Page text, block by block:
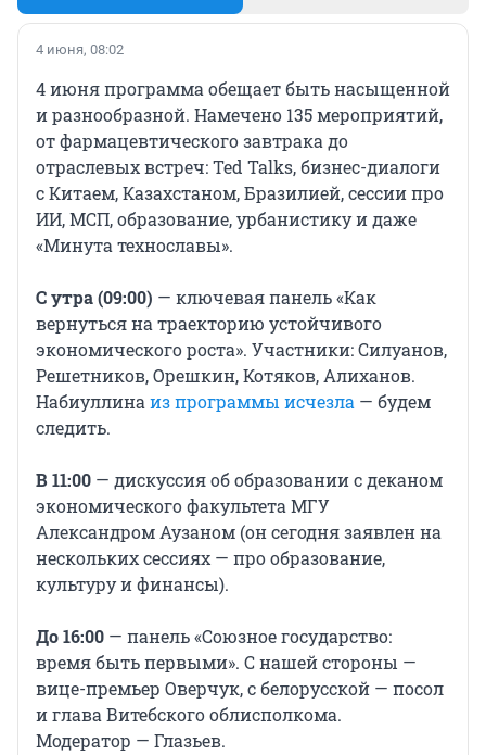
4 июня, 08:02
4 июня программа обещает быть насыщенной
и разнообразной. Намечено 135 мероприятий,
от фармацевтического завтрака до
отраслевых встреч: Ted Talks, бизнес-диалоги
с Китаем, Казахстаном, Бразилией, сессии про
ИИ, МСП, образование, урбанистику и даже
«Минута технославы».
С утра (09:00) — ключевая панель «Как
вернуться на траекторию устойчивого
экономического роста». Участники: Силуанов,
Решетников, Орешкин, Котяков, Алиханов.
Набиуллина из программы исчезла — будем
следить.
В 11:00 — дискуссия об образовании с деканом
экономического факультета МГУ
Александром Аузаном (он сегодня заявлен на
нескольких сессиях — про образование,
культуру и финансы).
До 16:00 — панель «Союзное государство:
время быть первыми». С нашей стороны —
вице-премьер Оверчук, с белорусской — посол
и глава Витебского облисполкома.
Модератор — Глазьев.